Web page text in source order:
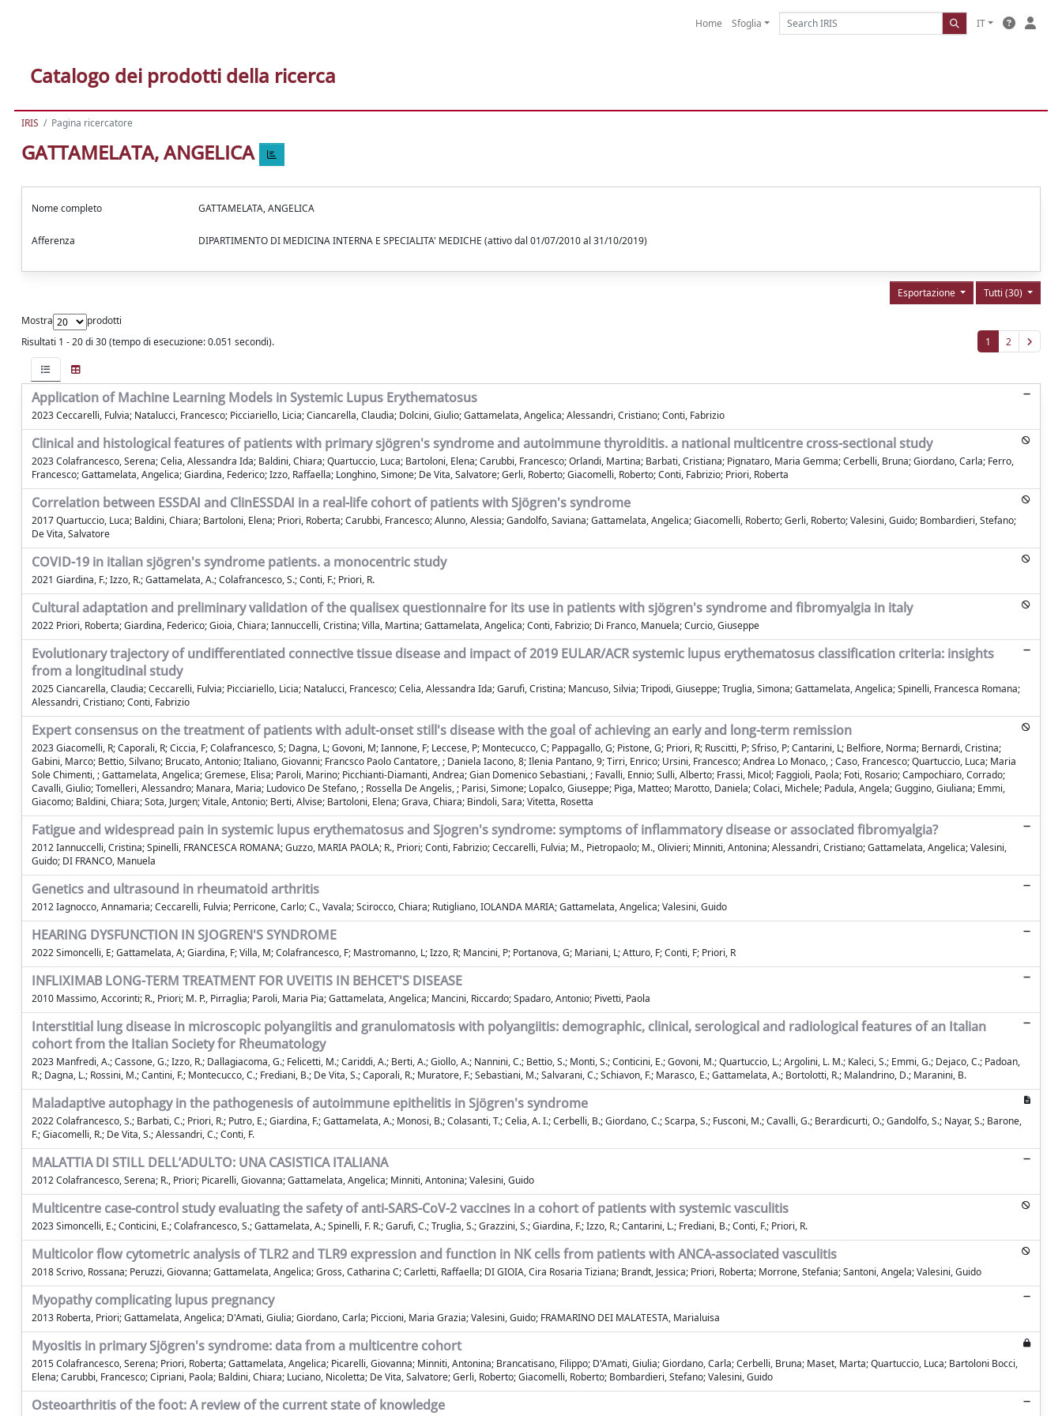
Home Sfoglia IT
Catalogo dei prodotti della ricerca
IRIS Pagina ricercatore
GATTAMELATA, ANGELICA
Nome completo GATTAMELATA, ANGELICA
Afferenza DIPARTIMENTO DI MEDICINA INTERNA E SPECIALITA' MEDICHE (attivo dal 01/07/2010 al 31/10/2019)
Tutti (30)
Esportazione
Mostra
prodotti
Risultati 1 - 20 di 30 (tempo di esecuzione: 0.051 secondi).
1 2
Application of Machine Learning Models in Systemic Lupus Erythematosus
2023 Ceccarelli, Fulvia; Natalucci, Francesco; Picciariello, Licia; Ciancarella, Claudia; Dolcini, Giulio; Gattamelata, Angelica; Alessandri, Cristiano; Conti, Fabrizio
Clinical and histological features of patients with primary sjögren's syndrome and autoimmune thyroiditis. a national multicentre cross-sectional study
2023 Colafrancesco, Serena; Celia, Alessandra Ida; Baldini, Chiara; Quartuccio, Luca; Bartoloni, Elena; Carubbi, Francesco; Orlandi, Martina; Barbati, Cristiana; Pignataro, Maria Gemma; Cerbelli, Bruna; Giordano, Carla; Ferro,
Francesco; Gattamelata, Angelica; Giardina, Federico; Izzo, Raffaella; Longhino, Simone; De Vita, Salvatore; Gerli, Roberto; Giacomelli, Roberto; Conti, Fabrizio; Priori, Roberta
Correlation between ESSDAI and ClinESSDAI in a real-life cohort of patients with Sjögren's syndrome
2017 Quartuccio, Luca; Baldini, Chiara; Bartoloni, Elena; Priori, Roberta; Carubbi, Francesco; Alunno, Alessia; Gandolfo, Saviana; Gattamelata, Angelica; Giacomelli, Roberto; Gerli, Roberto; Valesini, Guido; Bombardieri, Stefano;
De Vita, Salvatore
COVID-19 in italian sjögren's syndrome patients. a monocentric study
2021 Giardina, F.; Izzo, R.; Gattamelata, A.; Colafrancesco, S.; Conti, F.; Priori, R.
Cultural adaptation and preliminary validation of the qualisex questionnaire for its use in patients with sjögren's syndrome and fibromyalgia in italy
2022 Priori, Roberta; Giardina, Federico; Gioia, Chiara; Iannuccelli, Cristina; Villa, Martina; Gattamelata, Angelica; Conti, Fabrizio; Di Franco, Manuela; Curcio, Giuseppe
Evolutionary trajectory of undifferentiated connective tissue disease and impact of 2019 EULAR/ACR systemic lupus erythematosus classification criteria: insights
from a longitudinal study
2025 Ciancarella, Claudia; Ceccarelli, Fulvia; Picciariello, Licia; Natalucci, Francesco; Celia, Alessandra Ida; Garufi, Cristina; Mancuso, Silvia; Tripodi, Giuseppe; Truglia, Simona; Gattamelata, Angelica; Spinelli, Francesca Romana;
Alessandri, Cristiano; Conti, Fabrizio
Expert consensus on the treatment of patients with adult-onset still's disease with the goal of achieving an early and long-term remission
2023 Giacomelli, R; Caporali, R; Ciccia, F; Colafrancesco, S; Dagna, L; Govoni, M; Iannone, F; Leccese, P; Montecucco, C; Pappagallo, G; Pistone, G; Priori, R; Ruscitti, P; Sfriso, P; Cantarini, L; Belfiore, Norma; Bernardi, Cristina;
Gabini, Marco; Bettio, Silvano; Brucato, Antonio; Italiano, Giovanni; Francsco Paolo Cantatore, ; Daniela Iacono, 8; Ilenia Pantano, 9; Tirri, Enrico; Ursini, Francesco; Andrea Lo Monaco, ; Caso, Francesco; Quartuccio, Luca; Maria
Sole Chimenti, ; Gattamelata, Angelica; Gremese, Elisa; Paroli, Marino; Picchianti-Diamanti, Andrea; Gian Domenico Sebastiani, ; Favalli, Ennio; Sulli, Alberto; Frassi, Micol; Faggioli, Paola; Foti, Rosario; Campochiaro, Corrado;
Cavalli, Giulio; Tomelleri, Alessandro; Manara, Maria; Ludovico De Stefano, ; Rossella De Angelis, ; Parisi, Simone; Lopalco, Giuseppe; Piga, Matteo; Marotto, Daniela; Colaci, Michele; Padula, Angela; Guggino, Giuliana; Emmi,
Giacomo; Baldini, Chiara; Sota, Jurgen; Vitale, Antonio; Berti, Alvise; Bartoloni, Elena; Grava, Chiara; Bindoli, Sara; Vitetta, Rosetta
Fatigue and widespread pain in systemic lupus erythematosus and Sjogren's syndrome: symptoms of inflammatory disease or associated fibromyalgia?
2012 Iannuccelli, Cristina; Spinelli, FRANCESCA ROMANA; Guzzo, MARIA PAOLA; R., Priori; Conti, Fabrizio; Ceccarelli, Fulvia; M., Pietropaolo; M., Olivieri; Minniti, Antonina; Alessandri, Cristiano; Gattamelata, Angelica; Valesini,
Guido; DI FRANCO, Manuela
Genetics and ultrasound in rheumatoid arthritis
2012 Iagnocco, Annamaria; Ceccarelli, Fulvia; Perricone, Carlo; C., Vavala; Scirocco, Chiara; Rutigliano, IOLANDA MARIA; Gattamelata, Angelica; Valesini, Guido
HEARING DYSFUNCTION IN SJOGREN'S SYNDROME
2022 Simoncelli, E; Gattamelata, A; Giardina, F; Villa, M; Colafrancesco, F; Mastromanno, L; Izzo, R; Mancini, P; Portanova, G; Mariani, L; Atturo, F; Conti, F; Priori, R
INFLIXIMAB LONG-TERM TREATMENT FOR UVEITIS IN BEHCET'S DISEASE
2010 Massimo, Accorinti; R., Priori; M. P., Pirraglia; Paroli, Maria Pia; Gattamelata, Angelica; Mancini, Riccardo; Spadaro, Antonio; Pivetti, Paola
Interstitial lung disease in microscopic polyangiitis and granulomatosis with polyangiitis: demographic, clinical, serological and radiological features of an Italian
cohort from the Italian Society for Rheumatology
2023 Manfredi, A.; Cassone, G.; Izzo, R.; Dallagiacoma, G.; Felicetti, M.; Cariddi, A.; Berti, A.; Giollo, A.; Nannini, C.; Bettio, S.; Monti, S.; Conticini, E.; Govoni, M.; Quartuccio, L.; Argolini, L. M.; Kaleci, S.; Emmi, G.; Dejaco, C.; Padoan,
R.; Dagna, L.; Rossini, M.; Cantini, F.; Montecucco, C.; Frediani, B.; De Vita, S.; Caporali, R.; Muratore, F.; Sebastiani, M.; Salvarani, C.; Schiavon, F.; Marasco, E.; Gattamelata, A.; Bortolotti, R.; Malandrino, D.; Maranini, B.
Maladaptive autophagy in the pathogenesis of autoimmune epithelitis in Sjögren's syndrome
2022 Colafrancesco, S.; Barbati, C.; Priori, R.; Putro, E.; Giardina, F.; Gattamelata, A.; Monosi, B.; Colasanti, T.; Celia, A. I.; Cerbelli, B.; Giordano, C.; Scarpa, S.; Fusconi, M.; Cavalli, G.; Berardicurti, O.; Gandolfo, S.; Nayar, S.; Barone,
F.; Giacomelli, R.; De Vita, S.; Alessandri, C.; Conti, F.
MALATTIA DI STILL DELL’ADULTO: UNA CASISTICA ITALIANA
2012 Colafrancesco, Serena; R., Priori; Picarelli, Giovanna; Gattamelata, Angelica; Minniti, Antonina; Valesini, Guido
Multicentre case-control study evaluating the safety of anti-SARS-CoV-2 vaccines in a cohort of patients with systemic vasculitis
2023 Simoncelli, E.; Conticini, E.; Colafrancesco, S.; Gattamelata, A.; Spinelli, F. R.; Garufi, C.; Truglia, S.; Grazzini, S.; Giardina, F.; Izzo, R.; Cantarini, L.; Frediani, B.; Conti, F.; Priori, R.
Multicolor flow cytometric analysis of TLR2 and TLR9 expression and function in NK cells from patients with ANCA-associated vasculitis
2018 Scrivo, Rossana; Peruzzi, Giovanna; Gattamelata, Angelica; Gross, Catharina C; Carletti, Raffaella; DI GIOIA, Cira Rosaria Tiziana; Brandt, Jessica; Priori, Roberta; Morrone, Stefania; Santoni, Angela; Valesini, Guido
Myopathy complicating lupus pregnancy
2013 Roberta, Priori; Gattamelata, Angelica; D'Amati, Giulia; Giordano, Carla; Piccioni, Maria Grazia; Valesini, Guido; FRAMARINO DEI MALATESTA, Marialuisa
Myositis in primary Sjögren's syndrome: data from a multicentre cohort
2015 Colafrancesco, Serena; Priori, Roberta; Gattamelata, Angelica; Picarelli, Giovanna; Minniti, Antonina; Brancatisano, Filippo; D'Amati, Giulia; Giordano, Carla; Cerbelli, Bruna; Maset, Marta; Quartuccio, Luca; Bartoloni Bocci,
Elena; Carubbi, Francesco; Cipriani, Paola; Baldini, Chiara; Luciano, Nicoletta; De Vita, Salvatore; Gerli, Roberto; Giacomelli, Roberto; Bombardieri, Stefano; Valesini, Guido
Osteoarthritis of the foot: A review of the current state of knowledge